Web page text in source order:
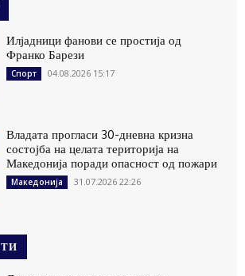
Илјадници фанови се простија од
Франко Барези
Спорт 04.08.2026 15:17
Владата прогласи 30-дневна кризна
состојба на целата територија на
Македонија поради опасност од пожари
Македонија 31.07.2026 22:26